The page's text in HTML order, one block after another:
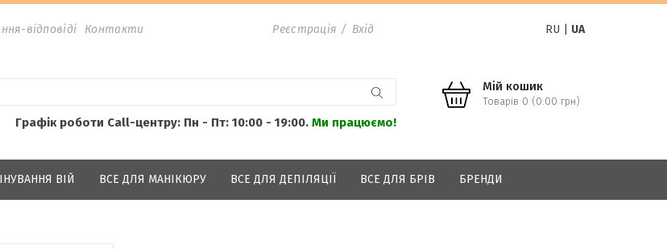
відповіді Контакти Реєстрація / Вхід RU UA
Графік роботи Call-центру: Пн - Пт: 10:00 - 19:00. Ми працюємо!
Мій кошик
Товарів 0 (0.00 грн)
ВІЙ ВСЕ ДЛЯ МАНІКЮРУ ВСЕ ДЛЯ ДЕПІЛЯЦІЇ ВСЕ ДЛЯ БРІВ БРЕНДИ